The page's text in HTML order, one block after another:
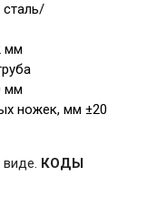
сталь/
мм
мм
ножек, мм ±20
виде. КОДЫ